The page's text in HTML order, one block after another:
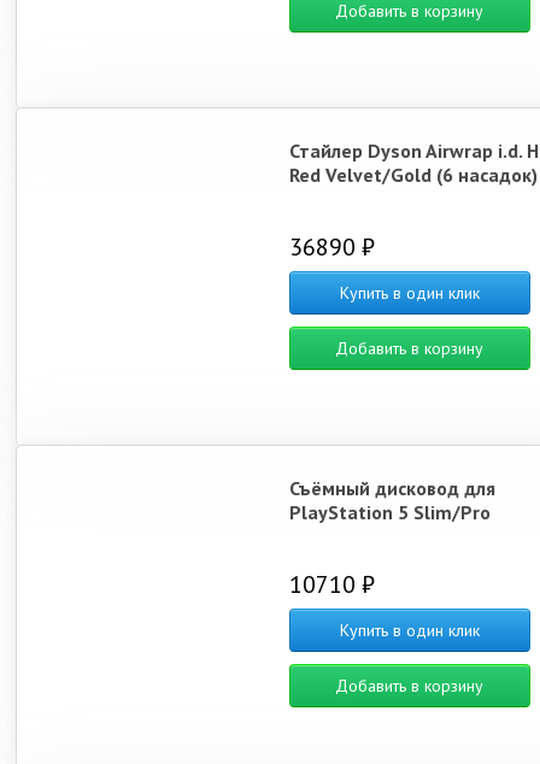
Добавить в корзину
Стайлер Dyson Airwrap i.d.
Red Velvet/Gold (6 насадок)
36890 ₽
Купить в один клик
Добавить в корзину
Съёмный дисковод для
PlayStation 5 Slim/Pro
10710 ₽
Купить в один клик
Добавить в корзину